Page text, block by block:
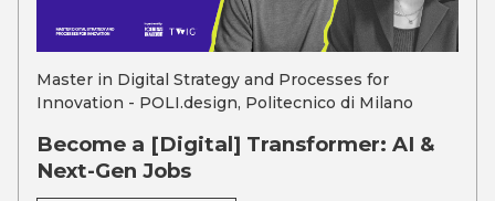
Master in Digital Strategy and Processes for
Innovation - POLI.design, Politecnico di Milano
Become a [Digital] Transformer: AI &
Next-Gen Jobs